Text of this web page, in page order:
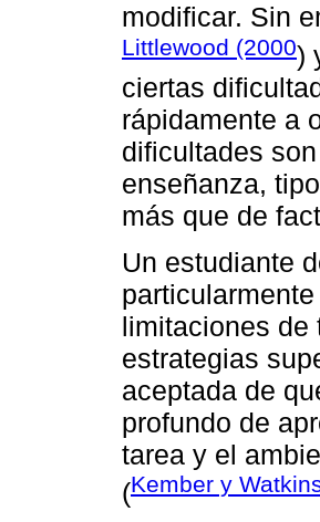
modificar. Sin
Littlewood (2000)
ciertas
rápidamente a
dificultades
enseñanza,
más que de
Un estudiante
limitaciones de
estrategias
aceptada de
profundo de
tarea y el
(Kember y